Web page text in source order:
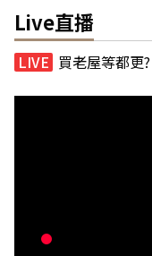
Live直播
買老屋等都更